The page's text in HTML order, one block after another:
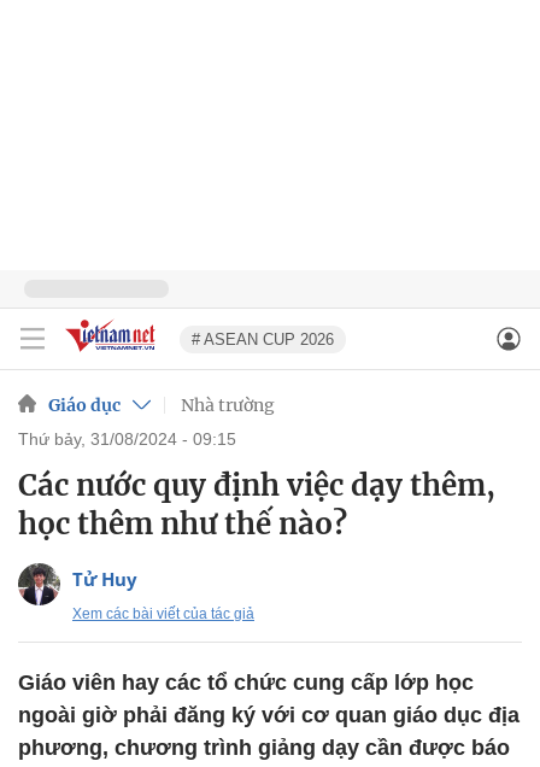
# ASEAN CUP 2026
Giáo dục Nhà trường
thứ bảy, 31/08/2024 - 09:15
Các nước quy định việc dạy thêm,
học thêm như thế nào?
Tử Huy
Xem các bài viết của tác giả
Giáo viên hay các tổ chức cung cấp lớp học
ngoài giờ phải đăng ký với cơ quan giáo dục địa
phương, chương trình giảng dạy cần được báo